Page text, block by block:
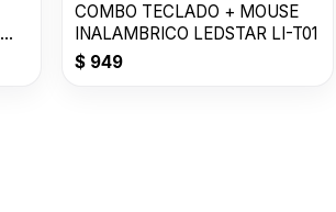
COMBO TECLADO + MOUSE
INALAMBRICO LEDSTAR LI-T01
$949